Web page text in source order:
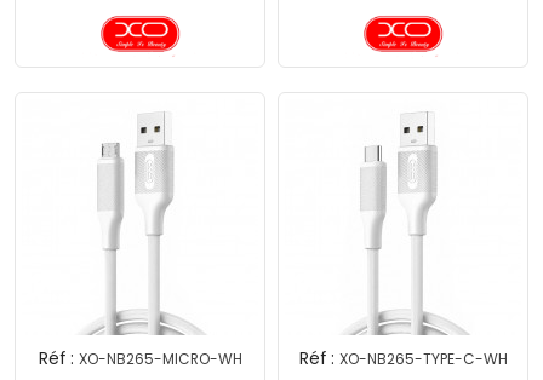
Réf : XO-NB265-MICRO-WH Réf : XO-NB265-TYPE-C-WH